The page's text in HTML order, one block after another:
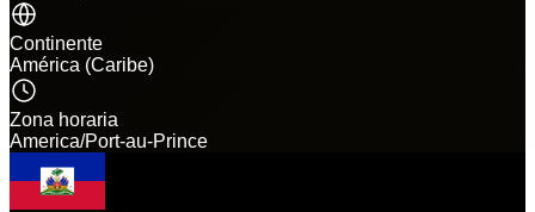
Continente
América (Caribe)
Zona horaria
America/Port-au-Prince